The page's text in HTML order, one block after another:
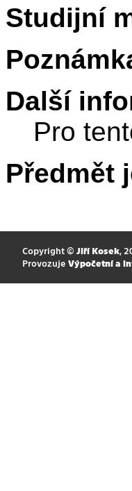
Studijní
Další
Pro
Předmět
Copyright © Jiří Kosek,
Provozuje Výpočetní a